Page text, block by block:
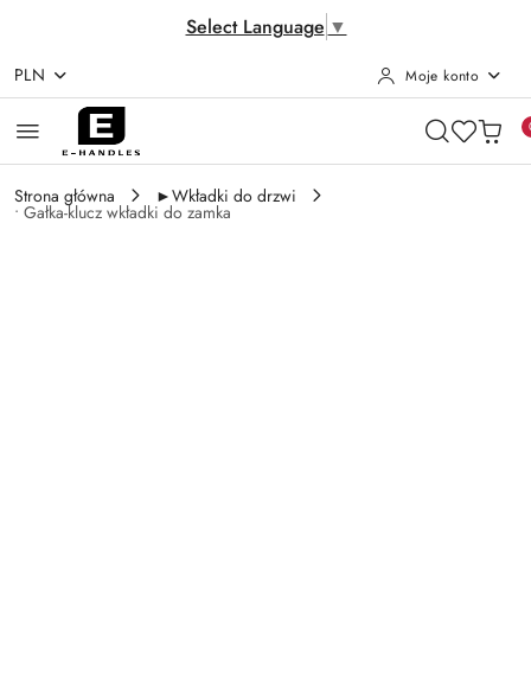
Select Language ▼
Przejdź do treści głównej
Przejdź do wyszukiwarki
Przejdź do moje konto
Przejdź do menu głównego
Przejdź do opisu produktu
Przejdź do stopki
PLN Moje konto
Strona główna ►Wkładki do drzwi
• Gałka-klucz wkładki do zamka